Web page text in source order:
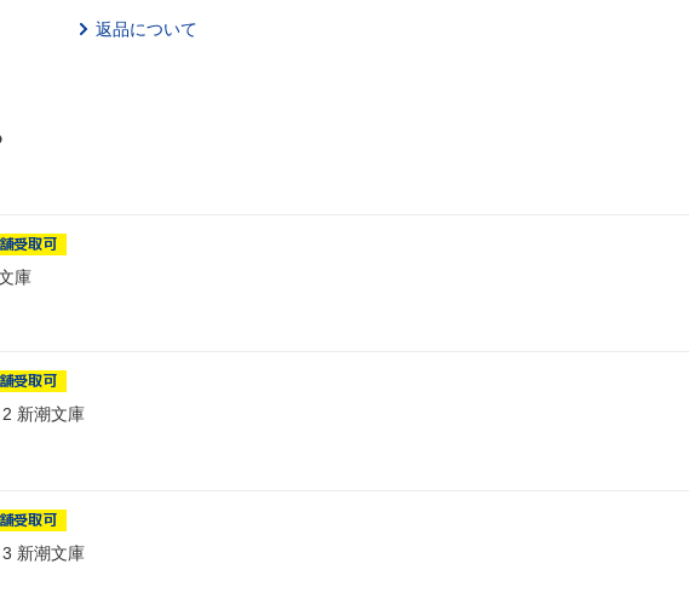
返品について
受取可
庫
受取可
新潮文庫
受取可
新潮文庫